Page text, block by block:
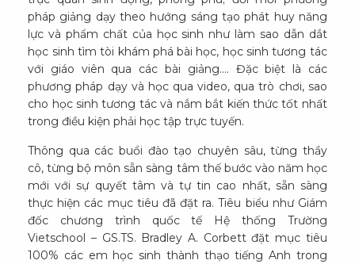
pháp giảng dạy theo hướng sáng tạo phát huy năng
lực và phẩm chất của học sinh như làm sao dẫn dắt
học sinh tìm tòi khám phá bài học, học sinh tương tác
với giáo viên qua các bài giảng.... Đặc biệt là các
phương pháp dạy và học qua video, qua trò chơi, sao
cho học sinh tương tác và nắm bắt kiến thức tốt nhất
trong điều kiện phải học tập trực tuyến.
Thông qua các buổi đào tạo chuyên sâu, từng thầy
cô, từng bộ môn sẵn sàng tâm thế bước vào năm học
mới với sự quyết tâm và tự tin cao nhất, sẵn sàng
thực hiện các mục tiêu đã đặt ra. Tiêu biểu như Giám
đốc chương trình quốc tế Hệ thống Trường
Vietschool – GS.TS. Bradley A. Corbett đặt mục tiêu
100% các em học sinh thành thạo tiếng Anh trong